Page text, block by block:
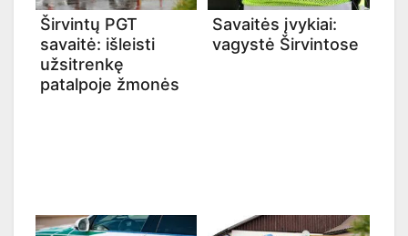
Širvintų PGT
savaitė: išleisti
užsitrenkę
patalpoje žmonės
Savaitės įvykiai:
vagystė Širvintose